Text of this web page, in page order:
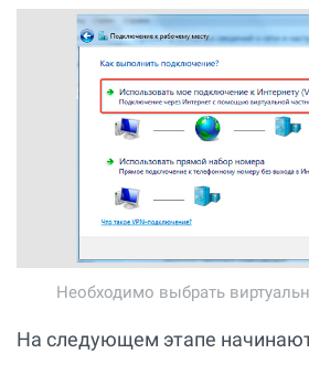
Необходимо выбрать
На следующем этапе